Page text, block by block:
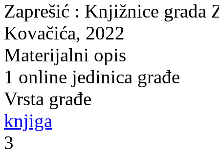
Zaprešić : Knjižnice grada
Kovačića, 2022
Materijalni opis
1 online jedinica građe
Vrsta građe
knjiga
3